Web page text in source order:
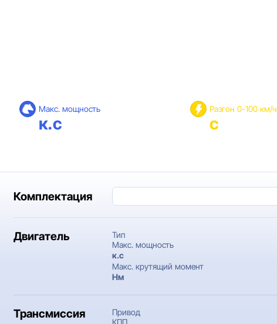
Макс. мощность
к.с
Разгон 0-100 км/ч
с
Комплектация
Двигатель
Тип
Макс. мощность
к.c
Макс. крутящий момент
Нм
Трансмиссия
Привод
КПП